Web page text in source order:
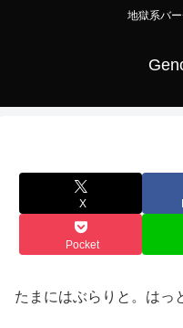
地獄系バ
X
Pocket
たまにはぶらりと。はっ